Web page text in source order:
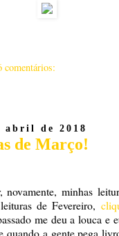
comentários:
de 2018
de Março!
minhas
de Fevereiro,
me deu a louca e
quando a gente pega